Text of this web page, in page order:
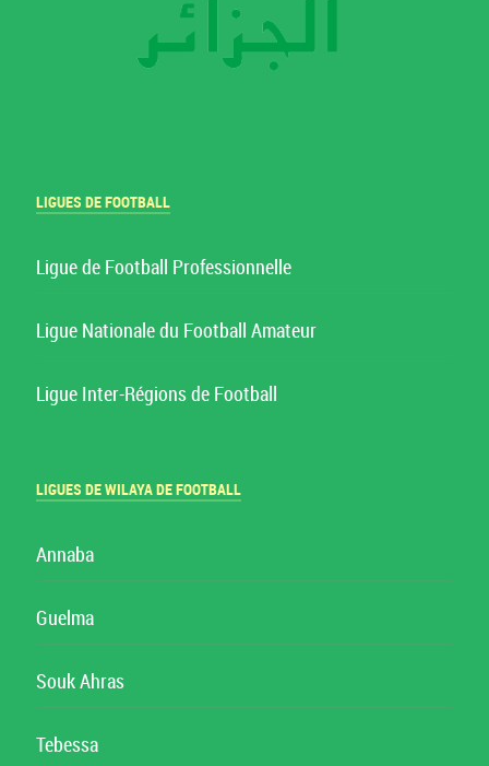
LIGUES DE FOOTBALL
Ligue de Football Professionnelle
Ligue Nationale du Football Amateur
Ligue Inter-Régions de Football
LIGUES DE WILAYA DE FOOTBALL
Annaba
Guelma
Souk Ahras
Tebessa